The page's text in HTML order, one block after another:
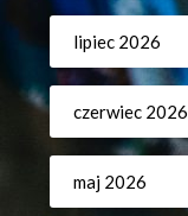
lipiec 2026
czerwiec 2026
maj 2026